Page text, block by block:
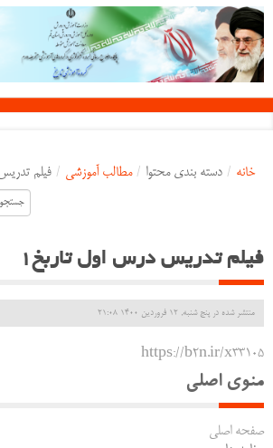
خانه / دسته بندی محتوا / مطالب آموزشی / فیلم
فیلم تدریس درس اول تاربخ1
منتشر شده در پنج شنبه, 12 فروردين 1400 21:08
https://b2n.ir/x33105
منوی اصلی
صفحه اصلی